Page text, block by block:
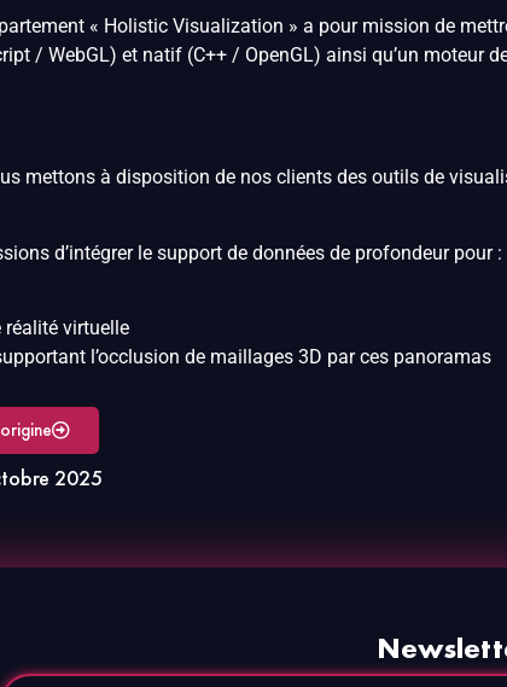
« Holistic Visualization » a pour mission de
/ WebGL) et natif (C++ / OpenGL) ainsi qu’un moteur
mettons à disposition de nos clients des outils de
d’intégrer le support de données de profondeur pour :
réalité virtuelle
l’occlusion de maillages 3D par ces panoramas
2025